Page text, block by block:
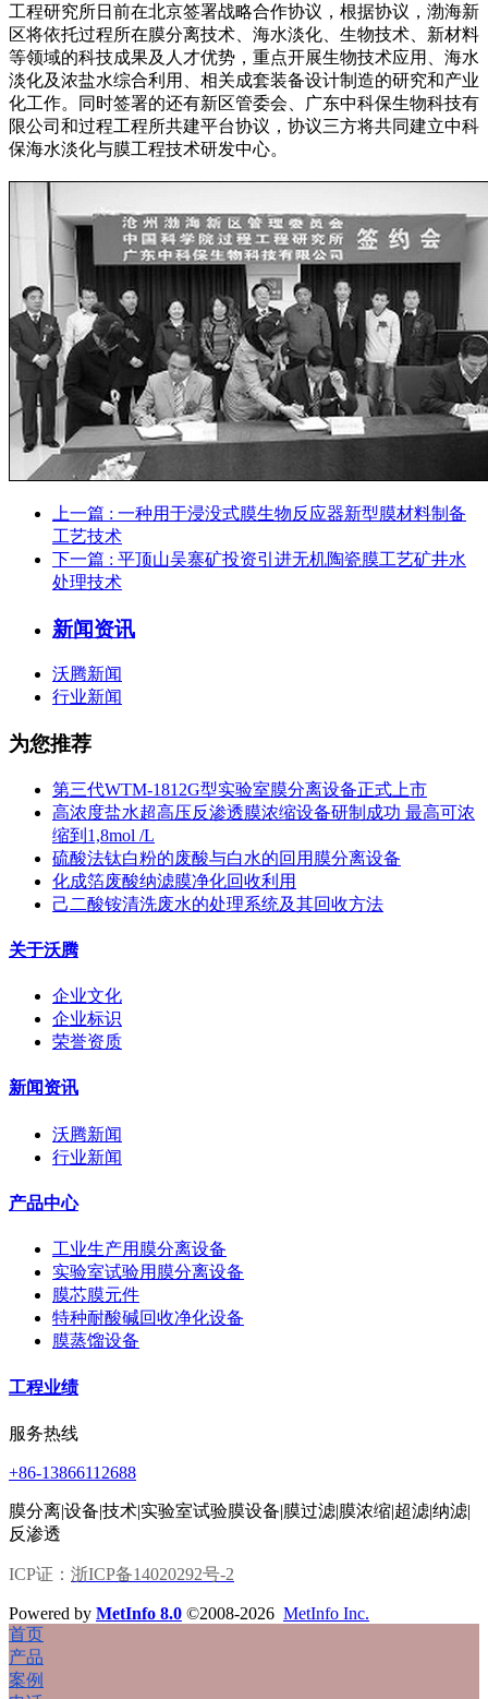
工程研究所日前在北京签署战略合作协议，根据协议，渤海新
区将依托过程所在膜分离技术、海水淡化、生物技术、新材料
等领域的科技成果及人才优势，重点开展生物技术应用、海水
淡化及浓盐水综合利用、相关成套装备设计制造的研究和产业
化工作。同时签署的还有新区管委会、广东中科保生物科技有
限公司和过程工程所共建平台协议，协议三方将共同建立中科
保海水淡化与膜工程技术研发中心。
上一篇 : 一种用于浸没式膜生物反应器新型膜材料制备
工艺技术
下一篇 : 平顶山吴寨矿投资引进无机陶瓷膜工艺矿井水
处理技术
新闻资讯
沃腾新闻
行业新闻
为您推荐
第三代WTM-1812G型实验室膜分离设备正式上市
高浓度盐水超高压反渗透膜浓缩设备研制成功 最高可浓
缩到1,8mol /L
硫酸法钛白粉的废酸与白水的回用膜分离设备
化成箔废酸纳滤膜净化回收利用
己二酸铵清洗废水的处理系统及其回收方法
关于沃腾
企业文化
企业标识
荣誉资质
新闻资讯
沃腾新闻
行业新闻
产品中心
工业生产用膜分离设备
实验室试验用膜分离设备
膜芯膜元件
特种耐酸碱回收净化设备
膜蒸馏设备
工程业绩
服务热线
+86-13866112688
膜分离|设备|技术|实验室试验膜设备|膜过滤|膜浓缩|超滤|纳滤|
反渗透
ICP证： 浙ICP备14020292号-2
Powered by MetInfo 8.0 ©2008-2026 MetInfo Inc.
首页
产品
案例